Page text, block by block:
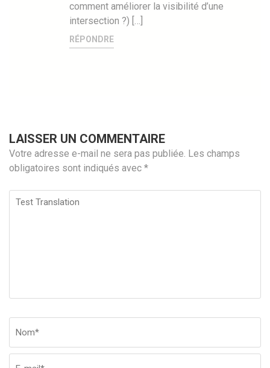
comment améliorer la visibilité d’une
intersection ?) […]
RÉPONDRE
LAISSER UN COMMENTAIRE
Votre adresse e-mail ne sera pas publiée. Les champs
obligatoires sont indiqués avec *
Test